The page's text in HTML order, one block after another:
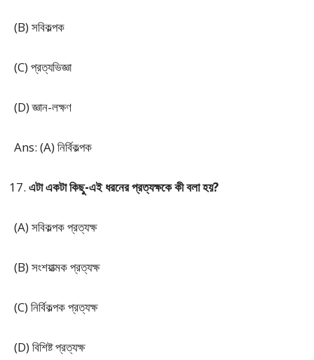
(B) সবিকল্পক
(C) প্রত্যভিজ্ঞা
(D) জ্ঞান-লক্ষণ
Ans: (A) নির্বিকল্পক
এটা একটা কিছু-এই ধরনের প্রত্যক্ষকে কী বলা হয়?
(A) সবিকল্পক প্রত্যক্ষ
(B) সংশয়াত্মক প্রত্যক্ষ
(C) নির্বিকল্পক প্রত্যক্ষ
(D) বিশিষ্ট প্রত্যক্ষ